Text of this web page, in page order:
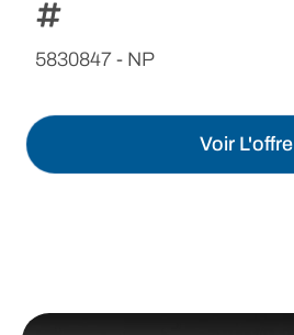
5830847 - NP
Voir L'offre